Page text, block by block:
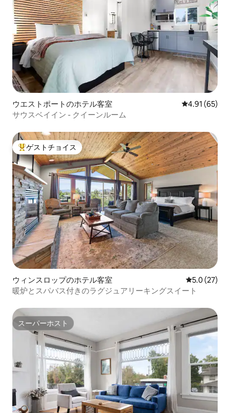
ウエストポートのホテル客室 レビュー65
4.91 (65)
サウスベイイン - クイーンルーム
大好評のゲストチョイスです。
ゲストチョイス
ウィンスロップのホテル客室 レビュー27
5.0 (27)
暖炉とスパバス付きのラグジュアリーキングスイート
スーパーホスト
スーパーホスト